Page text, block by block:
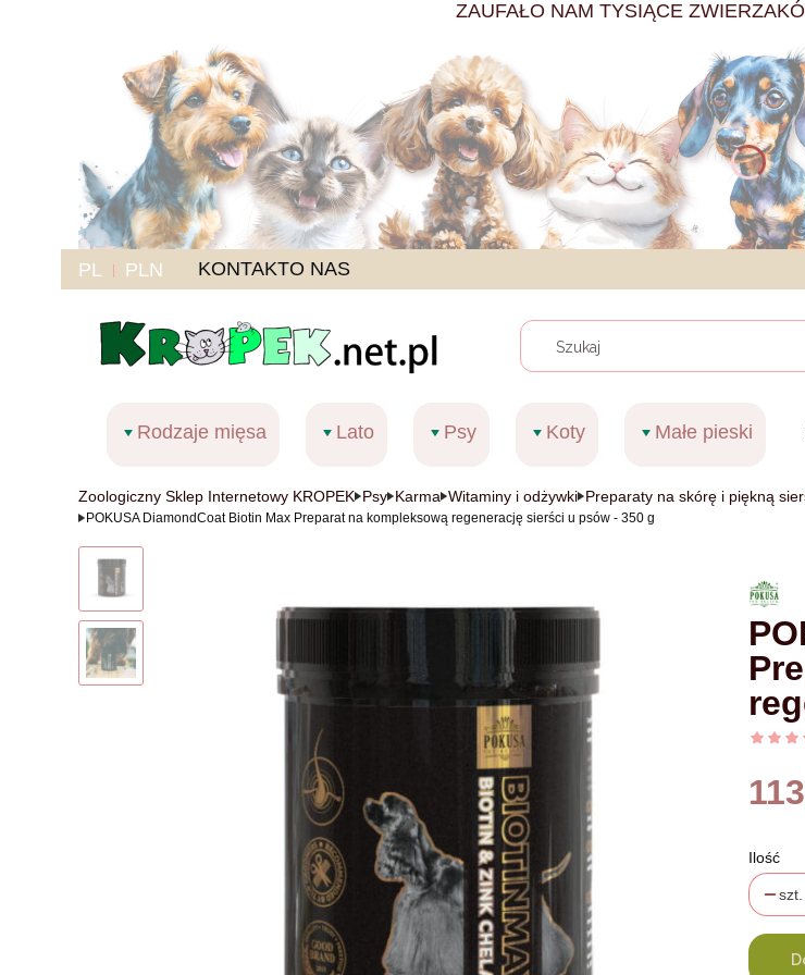
ZAUFAŁO NAM TYSIĄCE
PL PLN KONTAKTO NAS
Rodzaje mięsa Lato Psy Koty Małe pieski
Zoologiczny Sklep Internetowy KROPEK Psy Karma Witaminy i odżywki Preparaty na skórę i piękną
POKUSA DiamondCoat Biotin Max Preparat na kompleksową regenerację sierści u psów - 350 g
Ilość
szt.